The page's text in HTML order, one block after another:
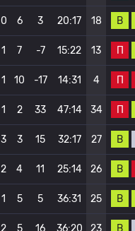
0 6 3 20:17 18 В
1 7 -7 15:22 13 П
1 10 -17 14:31 4 П
1 2 33 47:14 34 П
3 3 15 32:17 27 В
2 4 11 25:14 26 В
1 5 5 36:31 25 В
2 5 16 36:20 23 В